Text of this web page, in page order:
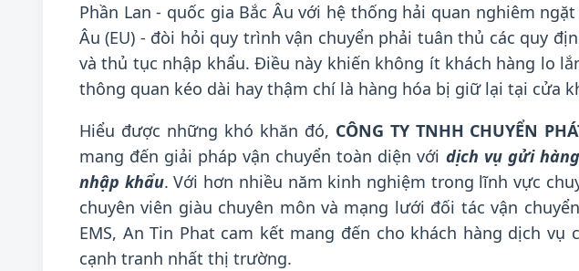
Phần Lan - quốc gia Bắc Âu với hệ thống hải quan nghiêm
Âu (EU) - đòi hỏi quy trình vận chuyển phải tuân thủ các quy
và thủ tục nhập khẩu. Điều này khiến không ít khách hàng lo
thông quan kéo dài hay thậm chí là hàng hóa bị giữ lại tại cửa
Hiểu được những khó khăn đó, CÔNG TY TNHH CHUYỂN
mang đến giải pháp vận chuyển toàn diện với dịch vụ gửi
nhập khẩu. Với hơn nhiều năm kinh nghiệm trong lĩnh vực
chuyên viên giàu chuyên môn và mạng lưới đối tác vận
EMS, An Tin Phat cam kết mang đến cho khách hàng dịch
cạnh tranh nhất thị trường.